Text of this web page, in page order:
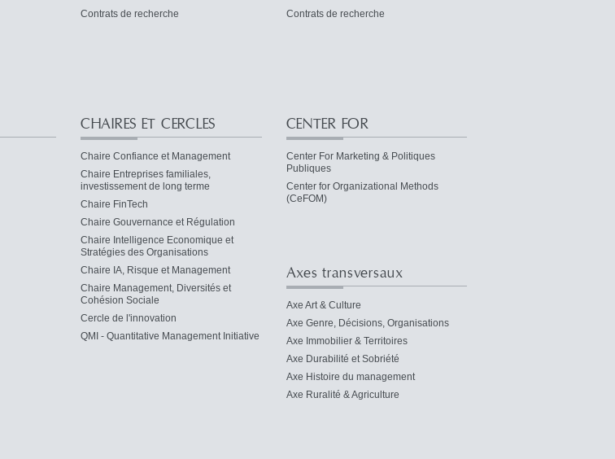
Contrats de recherche
Contrats de recherche
CHAIRES ET CERCLES
Chaire Confiance et Management
Chaire Entreprises familiales,
investissement de long terme
Chaire FinTech
Chaire Gouvernance et Régulation
Chaire Intelligence Economique et
Stratégies des Organisations
Chaire IA, Risque et Management
Chaire Management, Diversités et
Cohésion Sociale
Cercle de l'innovation
QMI - Quantitative Management Initiative
CENTER FOR
Center For Marketing & Politiques
Publiques
Center for Organizational Methods
(CeFOM)
Axes transversaux
Axe Art & Culture
Axe Genre, Décisions, Organisations
Axe Immobilier & Territoires
Axe Durabilité et Sobriété
Axe Histoire du management
Axe Ruralité & Agriculture